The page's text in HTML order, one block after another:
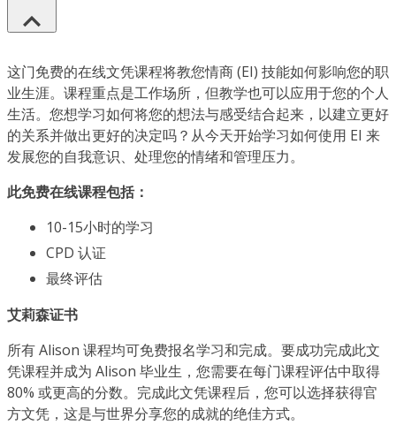
这门免费的在线文凭课程将教您情商 (EI) 技能如何影响您的职
业生涯。课程重点是工作场所，但教学也可以应用于您的个人
生活。您想学习如何将您的想法与感受结合起来，以建立更好
的关系并做出更好的决定吗？从今天开始学习如何使用 EI 来
发展您的自我意识、处理您的情绪和管理压力。
此免费在线课程包括：
10-15小时的学习
CPD 认证
最终评估
艾莉森证书
所有 Alison 课程均可免费报名学习和完成。要成功完成此文
凭课程并成为 Alison 毕业生，您需要在每门课程评估中取得
80% 或更高的分数。完成此文凭课程后，您可以选择获得官
方文凭，这是与世界分享您的成就的绝佳方式。